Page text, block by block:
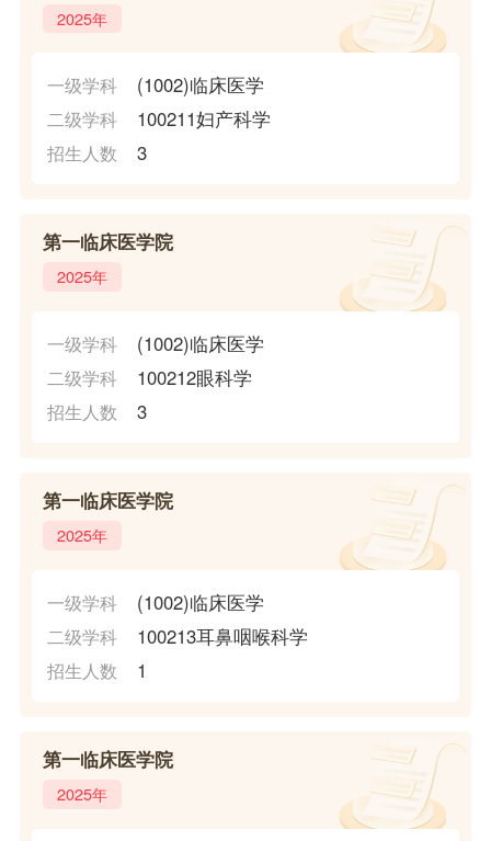
2025年
一级学科 (1002)临床医学
二级学科 100211妇产科学
招生人数 3
第一临床医学院
2025年
一级学科 (1002)临床医学
二级学科 100212眼科学
招生人数 3
第一临床医学院
2025年
一级学科 (1002)临床医学
二级学科 100213耳鼻咽喉科学
招生人数 1
第一临床医学院
2025年